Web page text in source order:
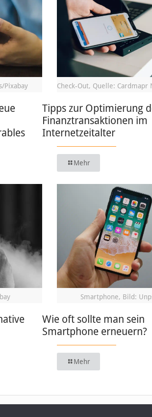
Pixabay Check-Out, Quelle: Cardmapr
Tipps zur Optimierung
Finanztransaktionen im
Internetzeitalter
Mehr
Smartphone, Bild:
Wie oft sollte man sein
Smartphone erneuern?
Mehr